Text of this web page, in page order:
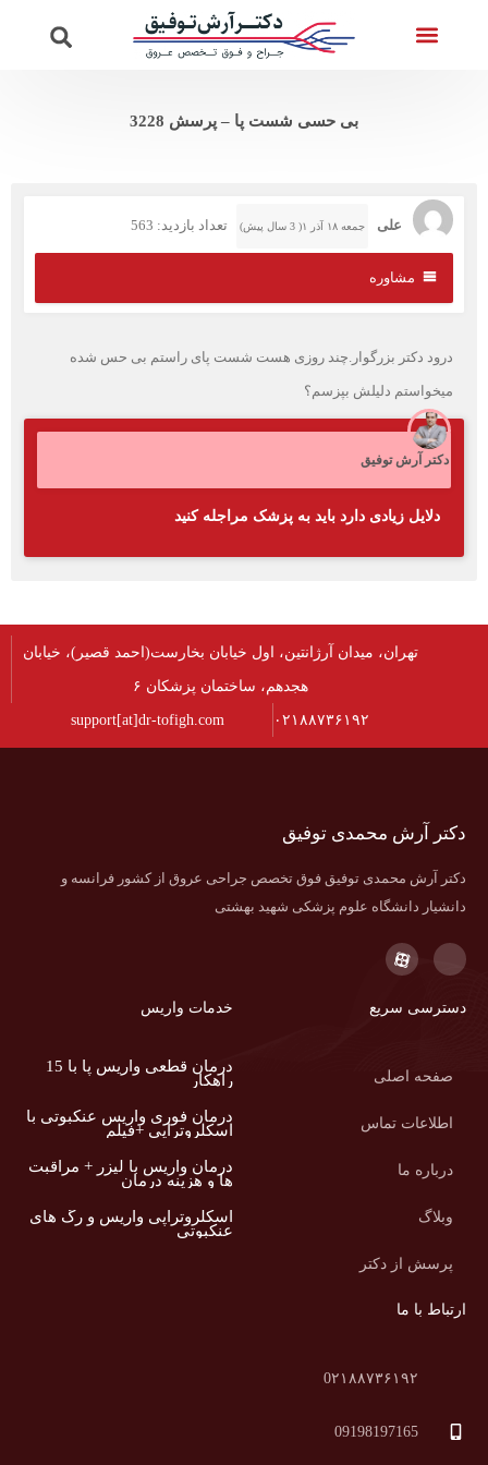
بی حسی شست پا – پرسش 3228
علی جمعه ۱۸ آذر ۱( 3 سال پیش) تعداد بازدید: 563
مشاوره
درود دکتر بزرگوار.چند روزی هست شست پای راستم بی حس شده
میخواستم دلیلش بپزسم؟
دکتر آرش توفیق
دلایل زیادی دارد باید به پزشک مراجله کنید
تهران، میدان آرژانتین، اول خیابان بخارست(احمد قصیر)، خیابان
هجدهم، ساختمان پزشکان ۶
۰۲۱۸۸۷۳۶۱۹۲ support[at]dr-tofigh.com
دکتر آرش محمدی توفیق
دکتر آرش محمدی توفیق فوق تخصص جراحی عروق از کشور فرانسه و
دانشیار دانشگاه علوم پزشکی شهید بهشتی
دسترسی سریع
صفحه اصلی
اطلاعات تماس
درباره ما
وبلاگ
پرسش از دکتر
خدمات واریس
درمان قطعی واریس پا با 15
راهکار
درمان فوری واریس عنکبوتی با
اسکلروتراپی +فیلم
درمان واریس با لیزر + مراقبت
ها و هزینه درمان
اسکلروتراپی واریس و رگ های
عنکبوتی
ارتباط با ما
0۲۱۸۸۷۳۶۱۹۲
09198197165